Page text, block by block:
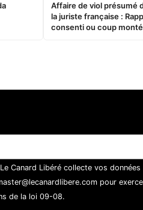
Affaire de viol présumé
la juriste française :
consenti ou coup
Canard Libéré collecte vos
pour
de la loi 09-08.